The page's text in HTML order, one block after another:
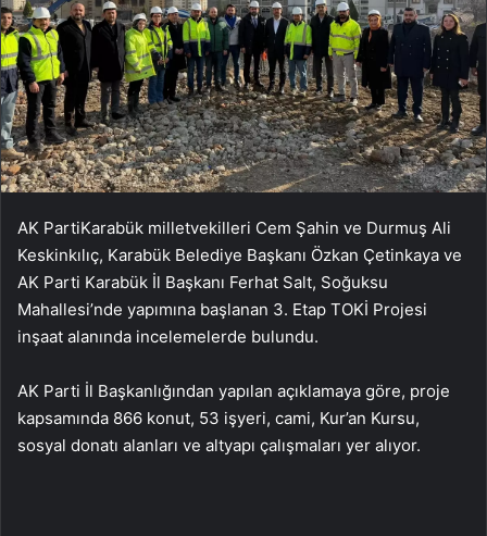
AK PartiKarabük milletvekilleri Cem Şahin ve Durmuş Ali
Keskinkılıç, Karabük Belediye Başkanı Özkan Çetinkaya ve
AK Parti Karabük İl Başkanı Ferhat Salt, Soğuksu
Mahallesi’nde yapımına başlanan 3. Etap TOKİ Projesi
inşaat alanında incelemelerde bulundu.
AK Parti İl Başkanlığından yapılan açıklamaya göre, proje
kapsamında 866 konut, 53 işyeri, cami, Kur’an Kursu,
sosyal donatı alanları ve altyapı çalışmaları yer alıyor.